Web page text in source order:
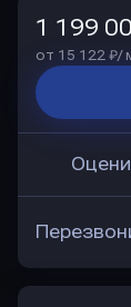
1 199
от 15 122 ₽/